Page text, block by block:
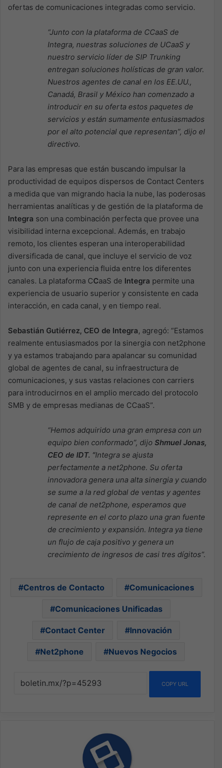
ofertas de comunicaciones integradas como servicio.
“Junto con la plataforma de CCaaS de
Integra, nuestras soluciones de UCaaS y
nuestro servicio líder de SIP Trunking
entregan soluciones holísticas de gran valor.
Nuestros agentes de canal en los EE.UU.,
Canadá, Brasil y México han comenzado a
introducir en su oferta estos paquetes de
servicios y están sumamente entusiasmados
por el alto potencial que representan”, dijo el
directivo.
Para las empresas que están buscando impulsar la
productividad de equipos dispersos de Contact Centers
a medida que van migrando hacia la nube, las poderosas
herramientas analíticas y de gestión de la plataforma de
Integra son una combinación perfecta que provee una
visibilidad interna excepcional. Además, en trabajo
remoto, los clientes esperan una interoperabilidad
diversificada de canal, que incluye el servicio de voz
junto con una experiencia fluida entre los diferentes
canales. La plataforma CCaaS de Integra permite una
experiencia de usuario superior y consistente en cada
interacción, en cada canal, y en tiempo real.
Sebastián Gutiérrez, CEO de Integra, agregó: “Estamos
realmente entusiasmados por la sinergia con net2phone
y ya estamos trabajando para apalancar su comunidad
global de agentes de canal, su infraestructura de
comunicaciones, y sus vastas relaciones con carriers
para introducirnos en el amplio mercado del protocolo
SMB y de empresas medianas de CCaaS”.
“Hemos adquirido una gran empresa con un
equipo bien conformado”, dijo Shmuel Jonas,
CEO de IDT. “Integra se ajusta
perfectamente a net2phone. Su oferta
innovadora genera una alta sinergia y cuando
se sume a la red global de ventas y agentes
de canal de net2phone, esperamos que
represente en el corto plazo una gran fuente
de crecimiento y expansión. Integra ya tiene
un flujo de caja positivo y genera un
crecimiento de ingresos de casi tres dígitos”.
Centros de Contacto Comunicaciones
Comunicaciones Unificadas
Contact Center Innovación
Net2phone Nuevos Negocios
COPY URL